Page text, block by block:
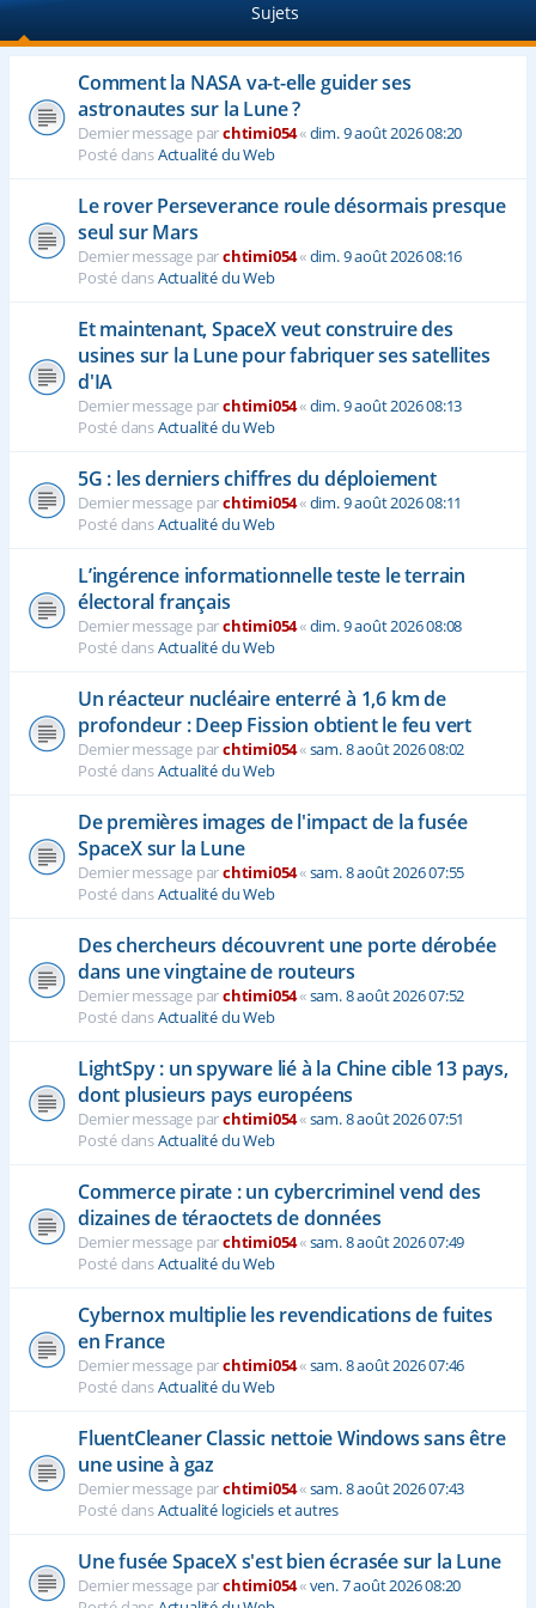
Sujets
Comment la NASA va-t-elle guider ses
astronautes sur la Lune ?
Dernier message parchtimi054«dim. 9 août 2026 08:20
Posté dansActualité du Web
Le rover Perseverance roule désormais presque
seul sur Mars
Dernier message parchtimi054«dim. 9 août 2026 08:16
Posté dansActualité du Web
Et maintenant, SpaceX veut construire des
usines sur la Lune pour fabriquer ses satellites
d'IA
Dernier message parchtimi054«dim. 9 août 2026 08:13
Posté dansActualité du Web
5G : les derniers chiffres du déploiement
Dernier message parchtimi054«dim. 9 août 2026 08:11
Posté dansActualité du Web
L’ingérence informationnelle teste le terrain
électoral français
Dernier message parchtimi054«dim. 9 août 2026 08:08
Posté dansActualité du Web
Un réacteur nucléaire enterré à 1,6 km de
profondeur : Deep Fission obtient le feu vert
Dernier message parchtimi054«sam. 8 août 2026 08:02
Posté dansActualité du Web
De premières images de l'impact de la fusée
SpaceX sur la Lune
Dernier message parchtimi054«sam. 8 août 2026 07:55
Posté dansActualité du Web
Des chercheurs découvrent une porte dérobée
dans une vingtaine de routeurs
Dernier message parchtimi054«sam. 8 août 2026 07:52
Posté dansActualité du Web
LightSpy : un spyware lié à la Chine cible 13 pays,
dont plusieurs pays européens
Dernier message parchtimi054«sam. 8 août 2026 07:51
Posté dansActualité du Web
Commerce pirate : un cybercriminel vend des
dizaines de téraoctets de données
Dernier message parchtimi054«sam. 8 août 2026 07:49
Posté dansActualité du Web
Cybernox multiplie les revendications de fuites
en France
Dernier message parchtimi054«sam. 8 août 2026 07:46
Posté dansActualité du Web
FluentCleaner Classic nettoie Windows sans être
une usine à gaz
Dernier message parchtimi054«sam. 8 août 2026 07:43
Posté dansActualité logiciels et autres
Une fusée SpaceX s'est bien écrasée sur la Lune
Dernier message parchtimi054«ven. 7 août 2026 08:20